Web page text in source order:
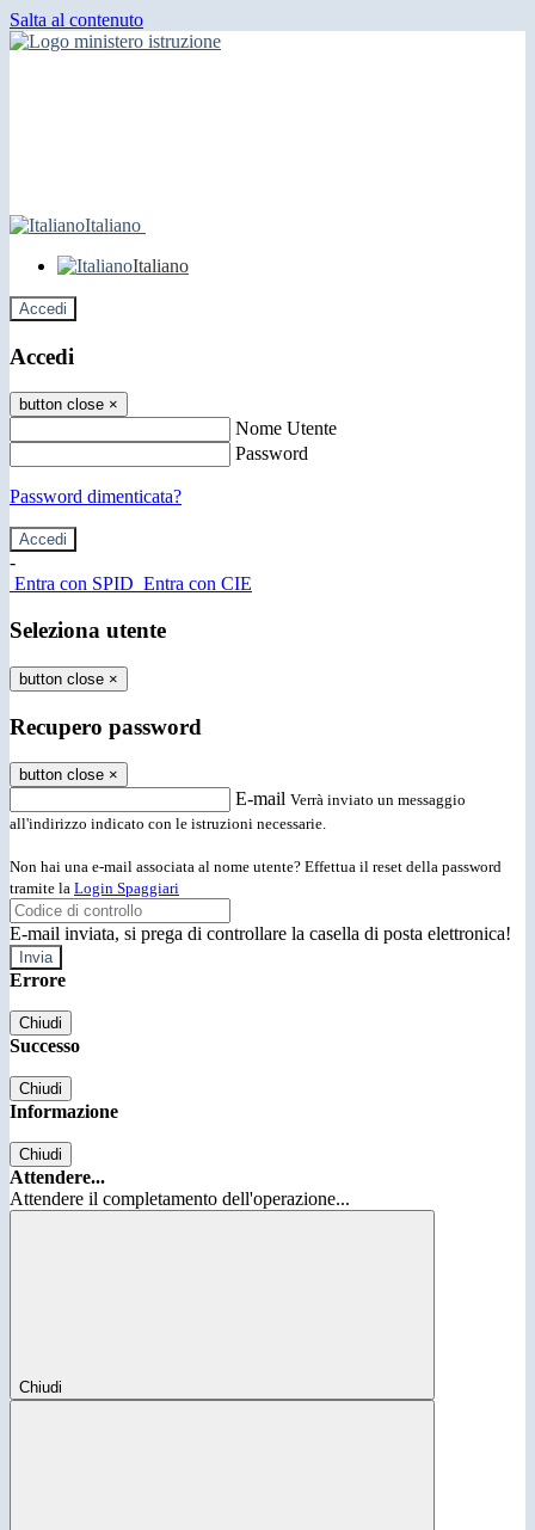
Salta al contenuto
Italiano
Italiano
Accedi
Accedi
button close ×
Nome Utente
Password
Password dimenticata?
-
Entra con SPID Entra con CIE
Seleziona utente
button close ×
Recupero password
button close ×
E-mail Verrà inviato un messaggio
all'indirizzo indicato con le istruzioni necessarie.
Non hai una e-mail associata al nome utente? Effettua il reset della password
tramite la Login Spaggiari
E-mail inviata, si prega di controllare la casella di posta elettronica!
Errore
Chiudi
Successo
Chiudi
Informazione
Chiudi
Attendere...
Attendere il completamento dell'operazione...
Chiudi